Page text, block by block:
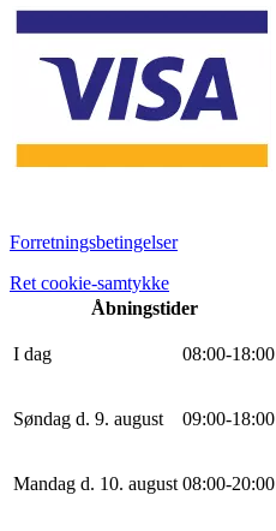
Forretningsbetingelser
Ret cookie-samtykke
Åbningstider
I dag 08:00-18:00
Søndag d. 9. august 09:00-18:00
Mandag d. 10. august 08:00-20:00